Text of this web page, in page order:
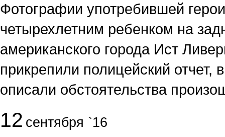
Фотографии употребившей
четырехлетним ребенком на
американского города Ист
прикрепили полицейский отчет,
описали обстоятельства
12 сентября `16